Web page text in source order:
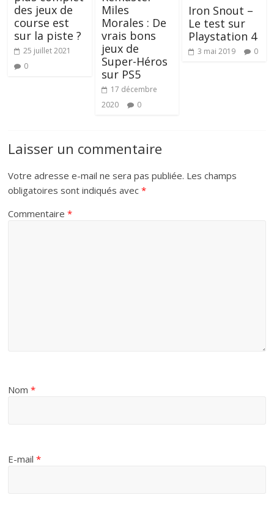
des jeux de
course est
sur la piste ?
25 juillet 2021
0
Miles
Morales : De
vrais bons
jeux de
Super-Héros
sur PS5
17 décembre
2020
0
Iron Snout –
Le test sur
Playstation 4
3 mai 2019 0
Laisser un commentaire
Votre adresse e-mail ne sera pas publiée. Les champs
obligatoires sont indiqués avec*
Commentaire*
Nom*
E-mail*